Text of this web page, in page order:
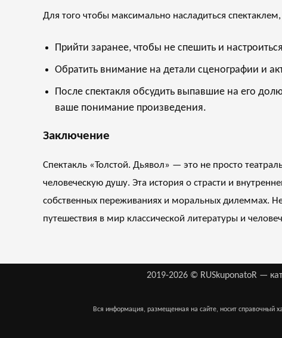
Для того чтобы максимально насладиться
Прийти заранее, чтобы не спешить и
Обратить внимание на детали сценографии и
После спектакля обсудить выпавшие на его
ваше понимание произведения.
Заключение
Спектакль «Толстой. Дьявол» — это не просто
человеческую душу. Эта история о страсти и
собственных переживаниях и моральных дилеммах. Не
путешествия в мир классической литературы и
2019-2026 © RUSkuponatoR —
Вся информация, размещенная на сайте, носит справочный